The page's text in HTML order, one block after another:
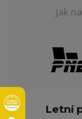
Jak
Letní